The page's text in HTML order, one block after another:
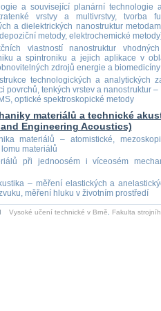
a související planární
vrstvy a multivrstvy, tvorba
a dielektrických nanostruktur
metody, elektrochemické
vlastností nanostruktur
a spintroniku a jejich aplikace v
zdrojů energie a biomedicíny
technologických a analytických
povrchů, tenkých vrstev a nanostruktur –
optické spektroskopické metody
materiálů a technické
Engineering Acoustics)
materiálů – atomistické,
materiálů
při jednoosém i víceosém
– měření elastických a
měření hluku v životním prostředí
Vysoké učení technické v Brně Fakulta